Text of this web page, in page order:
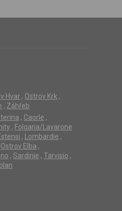
Hvar , Ostrov Krk ,
, Záhřeb
, Caorle ,
, Folgaria/Lavarone
, Lombardie ,
Ostrov Elba ,
, Sardinie , Tarvisio ,